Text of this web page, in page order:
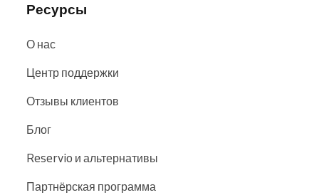
Ресурсы
О нас
Центр поддержки
Отзывы клиентов
Блог
Reservio и альтернативы
Партнёрская программа